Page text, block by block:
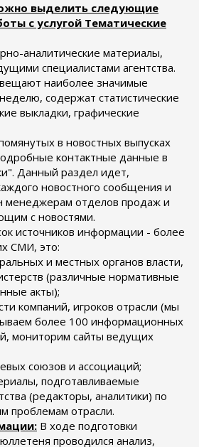
выделить следующие
с услугой Тематические
аналитические материалы,
специалистами агентства.
наиболее значимые
содержат статистические
выкладки, графические
в новостных выпусках
контактные данные в
Данный раздел идет,
новостного сообщения и
менеджерам отделов продаж и
с новостями.
источников информации - более
СМИ, это:
и местных органов власти,
(различные нормативные
акты);
компаний, игроков отрасли (мы
более 100 информационных
мониторим сайты ведущих
союзов и ассоциаций;
подготавливаемые
(редакторы, аналитики) по
проблемам отрасли.
В ходе подготовки
проводился анализ,